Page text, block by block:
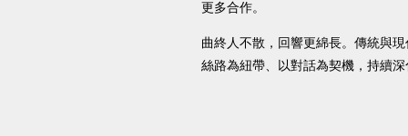
更多合作。
曲終人不散，回響更綿長。傳統與
絲路為紐帶、以對話為契機，持續